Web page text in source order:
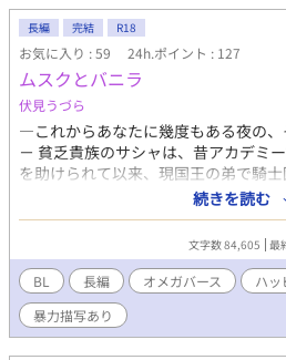
長編 完結 R18
お気に入り : 59 24h.ポイント : 127
ムスクとバニラ
伏見うづら
―これからあなたに幾度もある夜の、
－ 貧乏貴族のサシャは、昔アカデミ
を助けられて以来、現国王の弟で騎
に憧れていた。 ある日サシャは、騎
けるためにしていた副業先で、エク
き”をしてくれるΩの男娼を探してい
ぎる身分故に男娼に求める条件が厳
るようだった。 エクトルの事情を知
に身分を隠し、男娼としてエクトルの
R-18を含むお話にはタイトルに※を付
場人物が殴られる、襲われるシーン
続きを読む
文字数 84,605 最
BL 長編 オメガバース ハッ
暴力描写あり